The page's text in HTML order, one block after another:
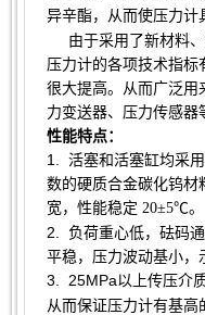
异辛酯，从而使压力计
由于采用了新材料、
压力计的各项技术指标
很大提高。从而广泛用
力变送器、压力传感器
性能特点：
1. 活塞和活塞缸均采
数的硬质合金碳化钨材
宽，性能稳定 20±5℃。
2. 负荷重心低，砝码
平稳，压力波动基小，
3. 25MPa以上传压介
从而保证压力计有基高